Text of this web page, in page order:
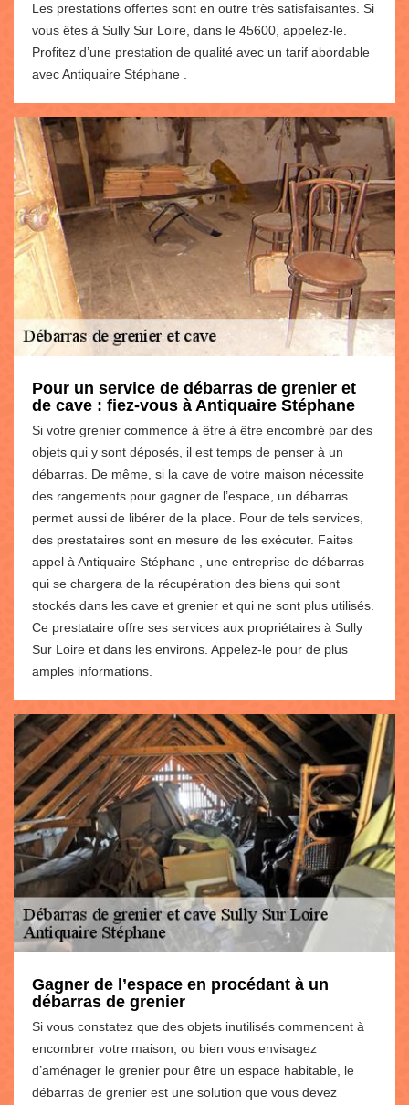
Les prestations offertes sont en outre très satisfaisantes. Si
vous êtes à Sully Sur Loire, dans le 45600, appelez-le.
Profitez d’une prestation de qualité avec un tarif abordable
avec Antiquaire Stéphane .
Pour un service de débarras de grenier et
de cave : fiez-vous à Antiquaire Stéphane
Si votre grenier commence à être à être encombré par des
objets qui y sont déposés, il est temps de penser à un
débarras. De même, si la cave de votre maison nécessite
des rangements pour gagner de l’espace, un débarras
permet aussi de libérer de la place. Pour de tels services,
des prestataires sont en mesure de les exécuter. Faites
appel à Antiquaire Stéphane , une entreprise de débarras
qui se chargera de la récupération des biens qui sont
stockés dans les cave et grenier et qui ne sont plus utilisés.
Ce prestataire offre ses services aux propriétaires à Sully
Sur Loire et dans les environs. Appelez-le pour de plus
amples informations.
Gagner de l’espace en procédant à un
débarras de grenier
Si vous constatez que des objets inutilisés commencent à
encombrer votre maison, ou bien vous envisagez
d’aménager le grenier pour être un espace habitable, le
débarras de grenier est une solution que vous devez